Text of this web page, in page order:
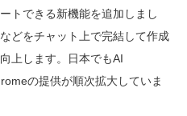
トできる新機能を追加しまし
どをチャット上で完結して作成
上します。日本でもAI
の提供が順次拡大していま